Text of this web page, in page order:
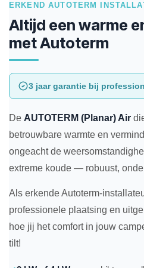
ERKEND AUTOTERM
Altijd een warme
met Autoterm
3 jaar garantie bij
De AUTOTERM (Planar) Air
betrouwbare warmte en
ongeacht de
extreme koude — robuust,
Als erkende Autoterm-
professionele plaatsing en
hoe jij het comfort in jouw
tilt!